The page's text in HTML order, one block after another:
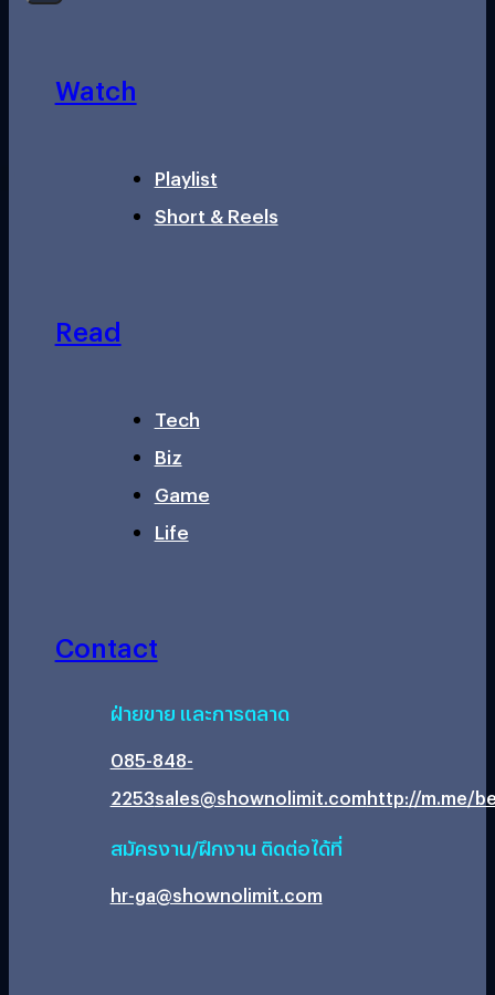
Watch
Playlist
Short & Reels
Read
Tech
Biz
Game
Life
Contact
ฝ่ายขาย และการตลาด
085-848-
2253sales@shownolimit.comhttp://m.me/
สมัครงาน/ฝึกงาน ติดต่อได้ที่
hr-ga@shownolimit.com